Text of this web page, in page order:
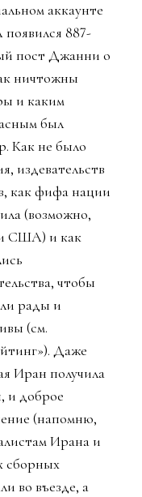
аккаунте
887-
пост Джанни о
ничтожны
и каким
был
Как не было
издевательств
как фифа нации
(возможно,
США) и как
чтобы
рады и
(см.
Даже
Иран получила
и доброе
(напомню,
Ирана и
сборных
во въезде, а